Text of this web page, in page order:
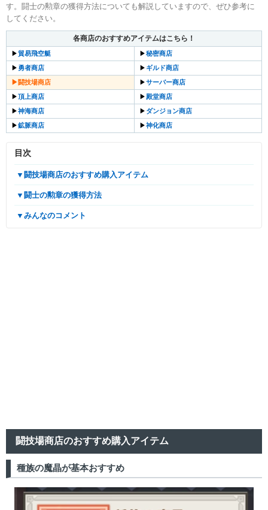
す。闘士の勲章の獲得方法についても解説していますので、ぜひ参考に
してください。
各商店のおすすめアイテムはこちら！
▶︎ 貿易飛空艇 ▶︎秘密商店
▶︎ 勇者商店 ▶︎ ギルド商店
▶︎闘技場商店 ▶︎サーバー商店
▶︎頂上商店 ▶︎ 殿堂商店
▶︎神海商店 ▶︎ ダンジョン商店
▶︎鉱脈商店 ▶︎神化商店
目次
▼闘技場商店のおすすめ購入アイテム
▼闘士の勲章の獲得方法
▼みんなのコメント
闘技場商店のおすすめ購入アイテム
種族の魔晶が基本おすすめ